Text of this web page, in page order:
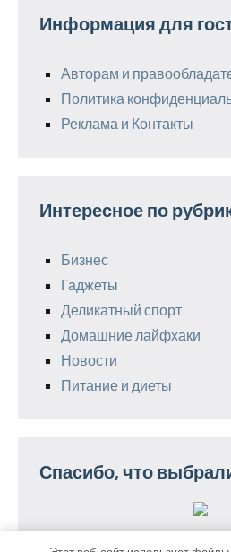
Информация для
Авторам и
Политика
Реклама и Контакты
Интересное по
Бизнес
Гаджеты
Деликатный спорт
Домашние лайфхаки
Новости
Питание и диеты
Спасибо, что